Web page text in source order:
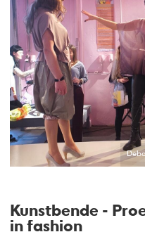
Kunstbende -
in fashion